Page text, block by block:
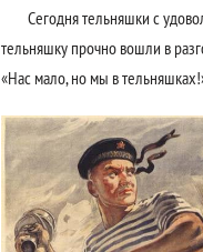
Сегодня тельняшки с
тельняшку прочно вошли в
«Нас мало, но мы в